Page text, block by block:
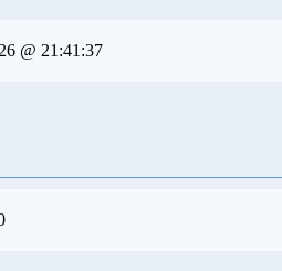
@ 21:41:37